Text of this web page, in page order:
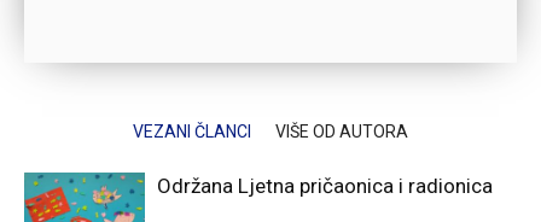
VEZANI ČLANCI VIŠE OD AUTORA
Održana Ljetna pričaonica i radionica